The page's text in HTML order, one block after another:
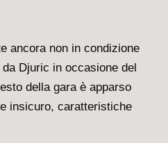
ancora non in condizione
Djuric in occasione del
della gara è apparso
insicuro, caratteristiche